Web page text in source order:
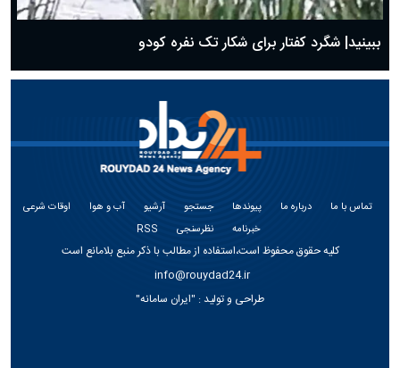
ببینید| شگرد کفتار برای شکار تک نفره کودو
تماس با ما درباره ما پیوندها جستجو آرشیو آب و هوا
اوقات شرعی
خبرنامه
نظرسنجی RSS
کلیه حقوق محفوظ است،استفاده از مطالب با ذکر منبع بلامانع است
info@rouydad24.ir
طراحی و تولید : "ایران سامانه"